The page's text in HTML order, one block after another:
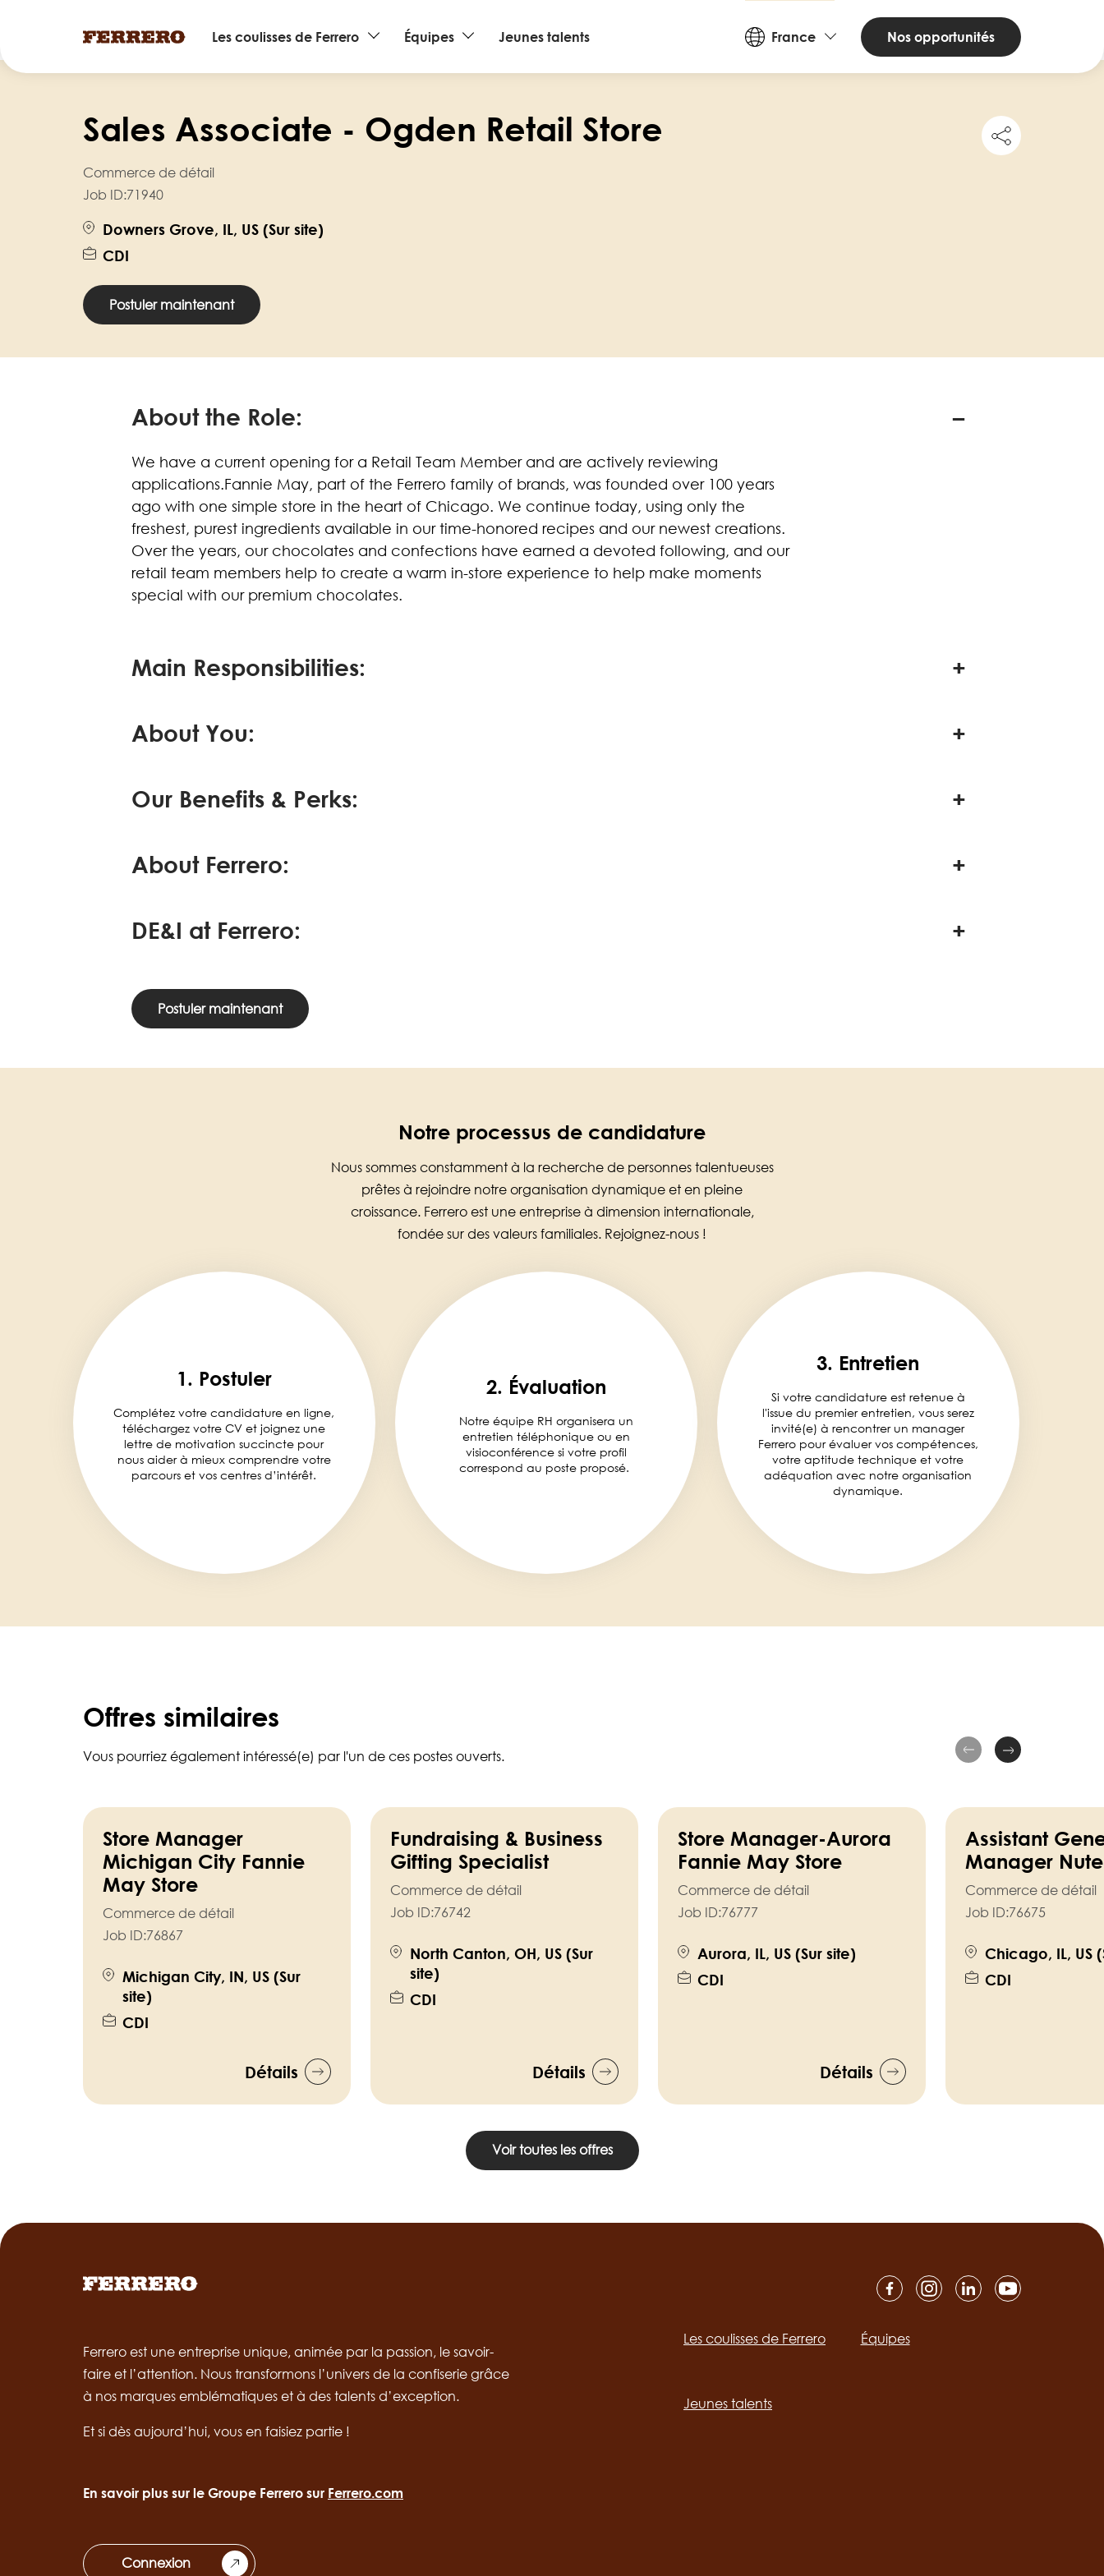
Main
Les coulisses de Ferrero Équipes Jeunes talents
Countries
and
Languages
France Nos opportunités
Sales Associate - Ogden Retail Store
Share
this
Commerce de détail
Job ID:71940
Downers Grove, IL, US (Sur site)
CDI
Postuler maintenant
About the Role:
We have a current opening for a Retail Team Member and are actively reviewing
applications.Fannie May, part of the Ferrero family of brands, was founded over 100 years
ago with one simple store in the heart of Chicago. We continue today, using only the
freshest, purest ingredients available in our time-honored recipes and our newest creations.
Over the years, our chocolates and confections have earned a devoted following, and our
retail team members help to create a warm in-store experience to help make moments
special with our premium chocolates.
Main Responsibilities:
About You:
Our Benefits & Perks:
About Ferrero:
DE&I at Ferrero:
Postuler maintenant
Notre processus de candidature
Nous sommes constamment à la recherche de personnes talentueuses
prêtes à rejoindre notre organisation dynamique et en pleine
croissance. Ferrero est une entreprise à dimension internationale,
fondée sur des valeurs familiales. Rejoignez-nous !
1. Postuler
Complétez votre candidature en ligne,
téléchargez votre CV et joignez une
lettre de motivation succincte pour
nous aider à mieux comprendre votre
parcours et vos centres d’intérêt.
2. Évaluation
Notre équipe RH organisera un
entretien téléphonique ou en
visioconférence si votre profil
correspond au poste proposé.
3. Entretien
Si votre candidature est retenue à
l'issue du premier entretien, vous serez
invité(e) à rencontrer un manager
Ferrero pour évaluer vos compétences,
votre aptitude technique et votre
adéquation avec notre organisation
dynamique.
Offres similaires
Vous pourriez également intéressé(e) par l'un de ces postes ouverts.
Store Manager
Michigan City Fannie
May Store
Commerce de détail
Job ID:76867
Michigan City, IN, US (Sur
site)
CDI
Détails
Fundraising & Business
Gifting Specialist
Commerce de détail
Job ID:76742
North Canton, OH, US (Sur
site)
CDI
Détails
Store Manager-Aurora
Fannie May Store
Commerce de détail
Job ID:76777
Aurora, IL, US (Sur site)
CDI
Détails
Assistant
Manager
Commerce de détail
Job ID:76675
Chicago, IL, US
CDI
Voir toutes les offres
Ferrero est une entreprise unique, animée par la passion, le savoir-
faire et l’attention. Nous transformons l’univers de la confiserie grâce
à nos marques emblématiques et à des talents d’exception.
Et si dès aujourd’hui, vous en faisiez partie !
En savoir plus sur le Groupe Ferrero sur Ferrero.com
Connexion
Les coulisses de Ferrero Équipes
Jeunes talents